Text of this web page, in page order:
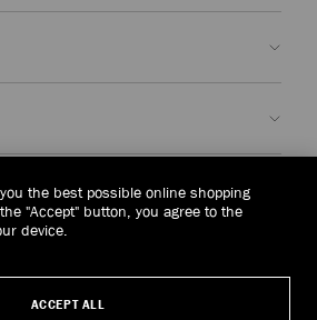
the best possible online shopping
"Accept" button, you agree to the
device.
ACCEPT ALL